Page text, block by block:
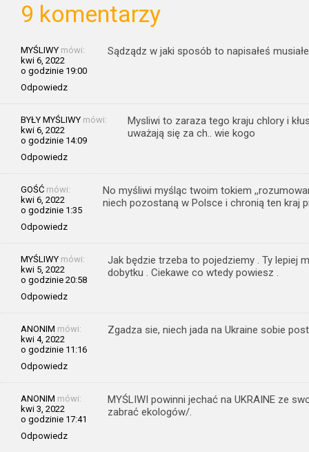
9 komentarzy
MYŚLIWY mówi:
kwi 6, 2022
o godzinie 19:00
Odpowiedz
Sądządz w jaki sposób to napisałeś
BYŁY MYŚLIWY mówi:
kwi 6, 2022
o godzinie 14:09
Odpowiedz
Mysliwi to zaraza tego kraju chlory i
uważają się za ch.. wie kogo
GOŚĆ mówi:
kwi 6, 2022
o godzinie 1:35
Odpowiedz
No myśliwi myśląc twoim tokiem
niech pozostaną w Polsce i chronią ten kraj
MYŚLIWY mówi:
kwi 5, 2022
o godzinie 20:58
Odpowiedz
Jak będzie trzeba to pojedziemy . Ty lepiej
dobytku . Ciekawe co wtedy powiesz .
ANONIM mówi:
kwi 4, 2022
o godzinie 11:16
Odpowiedz
Zgadza sie, niech jada na Ukraine sobie
ANONIM mówi:
kwi 3, 2022
o godzinie 17:41
Odpowiedz
MYŚLIWI powinni jechać na UKRAINE ze
zabrać ekologów/.